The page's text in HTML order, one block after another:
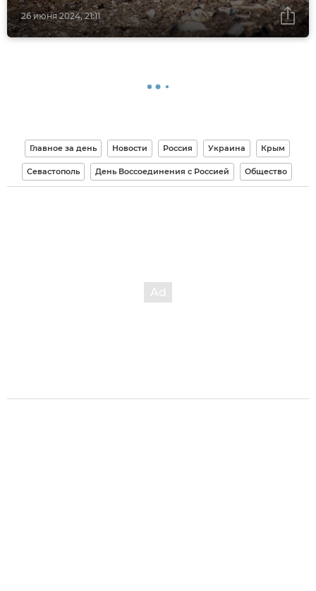
26 июня 2024, 21:11
Главное за день Новости Россия Украина Крым
Севастополь День Воссоединения с Россией Общество